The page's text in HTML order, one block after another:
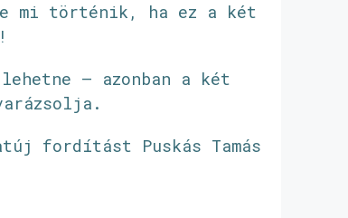
mi történik, ha ez a két
– azonban a két
fordítást Puskás Tamás